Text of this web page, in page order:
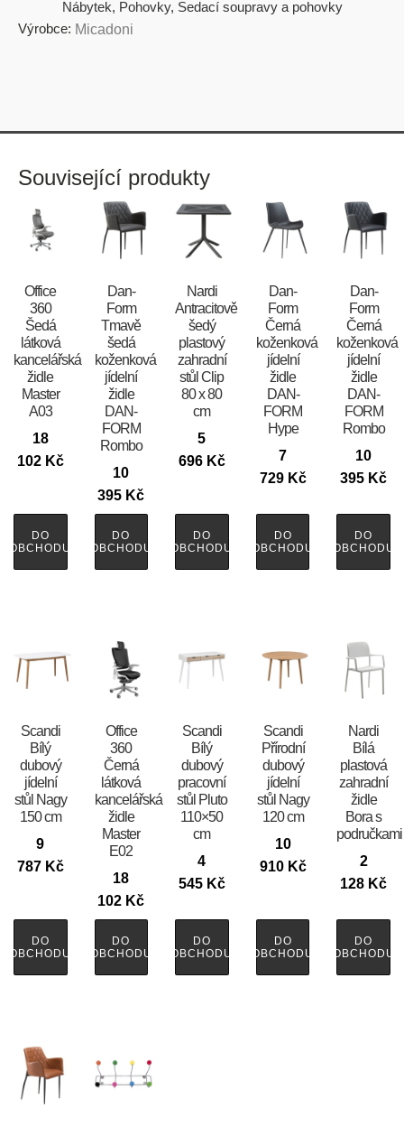
Nábytek, Pohovky, Sedací soupravy a pohovky
Výrobce: Micadoni
Související produkty
Office
360
Šedá
látková
kancelářská
židle
Master
A03
18
102 Kč
DO
OBCHODU
​​​​​Dan-
Form
Tmavě
šedá
koženková
jídelní
židle
DAN-
FORM
Rombo
10
395 Kč
DO
OBCHODU
Nardi
Antracitově
šedý
plastový
zahradní
stůl Clip
80 x 80
cm
5
696 Kč
DO
OBCHODU
​​​​​Dan-
Form
Černá
koženková
jídelní
židle
DAN-
FORM
Hype
7
729 Kč
DO
OBCHODU
​​​​​Dan-
Form
Černá
koženková
jídelní
židle
DAN-
FORM
Rombo
10
395 Kč
DO
OBCHODU
Scandi
Bílý
dubový
jídelní
stůl Nagy
150 cm
9
787 Kč
DO
OBCHODU
Office
360
Černá
látková
kancelářská
židle
Master
E02
18
102 Kč
DO
OBCHODU
Scandi
Bílý
dubový
pracovní
stůl Pluto
110×50
cm
4
545 Kč
DO
OBCHODU
Scandi
Přírodní
dubový
jídelní
stůl Nagy
120 cm
10
910 Kč
DO
OBCHODU
Nardi
Bílá
plastová
zahradní
židle
Bora s
područkami
2
128 Kč
DO
OBCHODU